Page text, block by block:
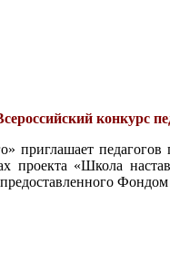
конкурс
приглашает педагогов
проекта «Школа
Фондом